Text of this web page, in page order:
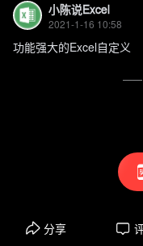
小陈说Excel
2021-1-16 10:58
功能强大的Excel自定义
分享
——